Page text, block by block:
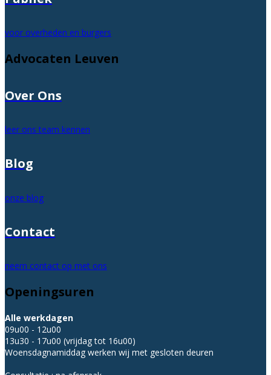
voor overheden en burgers
Advocaten Leuven
Over Ons
leer ons team kennen
Blog
onze blog
Contact
neem contact op met ons
Openingsuren
Alle werkdagen
09u00 - 12u00
13u30 - 17u00 (vrijdag tot 16u00)
Woensdagnamiddag werken wij met gesloten deuren